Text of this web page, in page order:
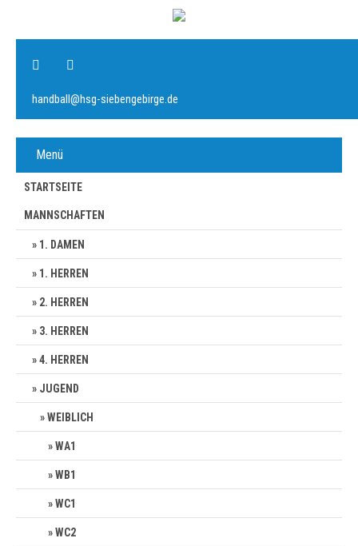
handball@hsg-siebengebirge.de
Menü
STARTSEITE
MANNSCHAFTEN
1. DAMEN
1. HERREN
2. HERREN
3. HERREN
4. HERREN
JUGEND
WEIBLICH
WA1
WB1
WC1
WC2